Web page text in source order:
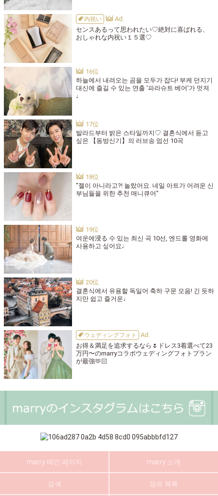
内祝い
センスあるって思われたい♡絶対に喜ばれる、
おしゃれな内祝い１５選♡
하늘에서 내려오는 곰을 모두가 잡다! 부케 던지기
대신에 즐길 수 있는 연출 '파라슈트 베어'가 멋져
♩
발라드부터 밝은 스타일까지♡ 결혼식에서 듣고
싶은 【동방신기】의 러브송 엄선 10곡
"젤이 아니라고?! 놀랐어요. 네일 아트가 어려운 신
부님들을 위한 추천 매니큐어"
여운에浸る 수 있는 최신 곡 10선, 엔드롤 영화에
사용하고 싶어요♩
결혼식에서 유용할 독일어 축하 구문 모음! 긴 듯하
지만 쉽고 즐거운♩
ウェディングフォト
お得＆満足を追求するなら🌷ドレス3着選べて23
万円〜のmarryコラボウェディングフォトプラン
が最強🫶🏻
marry 메인 페이지 marry 소개
검색 장르 목록